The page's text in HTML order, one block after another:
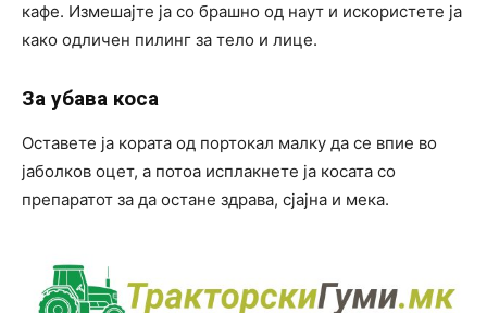
кафе. Измешајте ја со брашно од наут и искористете ја
како одличен пилинг за тело и лице.
За убава коса
Оставете ја кората од портокал малку да се впие во
јаболков оцет, а потоа исплакнете ја косата со
препаратот за да остане здрава, сјајна и мека.